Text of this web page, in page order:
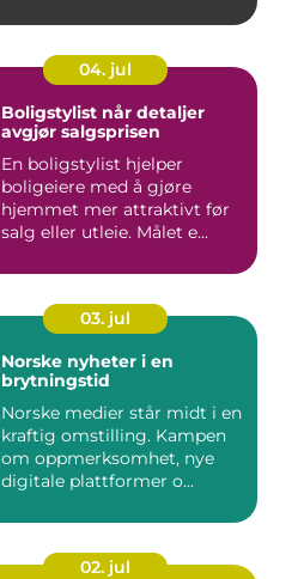
04. jul
Boligstylist når detaljer
avgjør salgsprisen
En boligstylist hjelper
boligeiere med å gjøre
hjemmet mer attraktivt før
salg eller utleie. Målet e...
03. jul
Norske nyheter i en
brytningstid
Norske medier står midt i en
kraftig omstilling. Kampen
om oppmerksomhet, nye
digitale plattformer o...
02. jul